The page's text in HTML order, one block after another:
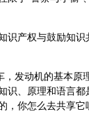
产权与鼓励知识
发动机的基本原
识、原理和语言都
，你怎么去共享它